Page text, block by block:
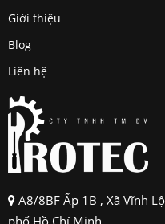
Giới thiệu
Blog
Liên hệ
A8/8BF Ấp 1B , Xã Vĩnh
phố Hồ Chí Minh